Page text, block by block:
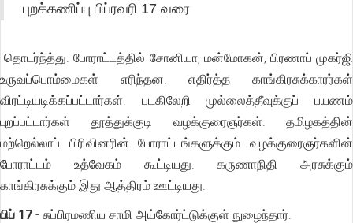
புறக்கணிப்பு பிப்ரவரி 17 வரை
தொடர்ந்த்து. போராட்டத்தில் சோனியா, மன்மோகன், பிரணாப் முகர்ஜி
உருவப்பொம்மைகள் எரிந்தன. எதிர்த்த காங்கிரசுக்காரர்கள்
விரட்டியடிக்கப்பட்டார்கள். படகிலேறி முல்லைத்தீவுக்குப் பயணம்
புறப்பட்டார்கள் தூத்துக்குடி வழக்குரைஞர்கள். தமிழகத்தின்
மற்றெல்லாப் பிரிவினரின் போராட்டங்களுக்கும் வழக்குரைஞர்களின்
போராட்டம் உத்வேகம் கூட்டியது. கருணாநிதி அரசுக்கும்
காங்கிரசுக்கும் இது ஆத்திரம் ஊட்டியது.
பிப் 17 - சுப்பிரமணிய சாமி அய்கோர்ட்டுக்குள் நுழைந்தார்.